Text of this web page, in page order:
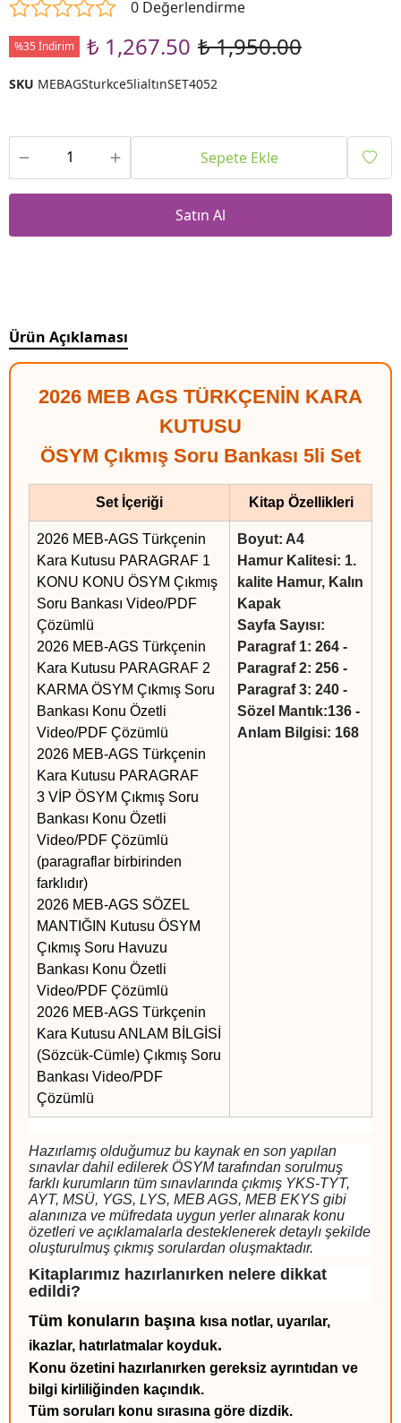
0 Değerlendirme
%35 İndirim ₺ 1,267.50 ₺ 1,950.00
SKU MEBAGSturkce5lialtınSET4052
Sepete Ekle
Satın Al
Ürün Açıklaması
2026 MEB AGS TÜRKÇENİN KARA
KUTUSU
ÖSYM Çıkmış Soru Bankası 5li Set
Set İçeriği Kitap Özellikleri
2026 MEB-AGS Türkçenin
Kara Kutusu PARAGRAF 1
KONU KONU ÖSYM Çıkmış
Soru Bankası Video/PDF
Çözümlü
2026 MEB-AGS Türkçenin
Kara Kutusu PARAGRAF 2
KARMA ÖSYM Çıkmış Soru
Bankası Konu Özetli
Video/PDF Çözümlü
2026 MEB-AGS Türkçenin
Kara Kutusu PARAGRAF
3 VİP ÖSYM Çıkmış Soru
Bankası Konu Özetli
Video/PDF Çözümlü
(paragraflar birbirinden
farklıdır)
2026 MEB-AGS SÖZEL
MANTIĞIN Kutusu ÖSYM
Çıkmış Soru Havuzu
Bankası Konu Özetli
Video/PDF Çözümlü
2026 MEB-AGS Türkçenin
Kara Kutusu ANLAM BİLGİSİ
(Sözcük-Cümle) Çıkmış Soru
Bankası Video/PDF
Çözümlü
Boyut: A4
Hamur Kalitesi: 1.
kalite Hamur, Kalın
Kapak
Sayfa Sayısı:
Paragraf 1: 264 -
Paragraf 2: 256 -
Paragraf 3: 240 -
Sözel Mantık:136 -
Anlam Bilgisi: 168
Hazırlamış olduğumuz bu kaynak en son yapılan
sınavlar dahil edilerek ÖSYM tarafından sorulmuş
farklı kurumların tüm sınavlarında çıkmış YKS-TYT,
AYT, MSÜ, YGS, LYS, MEB AGS, MEB EKYS gibi
alanınıza ve müfredata uygun yerler alınarak konu
özetleri ve açıklamalarla desteklenerek detaylı şekilde
oluşturulmuş çıkmış sorulardan oluşmaktadır.
Kitaplarımız hazırlanırken nelere dikkat
edildi?
Tüm konuların başına kısa notlar, uyarılar,
ikazlar, hatırlatmalar koyduk.
Konu özetini hazırlanırken gereksiz ayrıntıdan ve
bilgi kirliliğinden kaçındık.
Tüm soruları konu sırasına göre dizdik.